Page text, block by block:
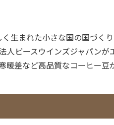
生まれた小さな国の国づく
ピースウインズジャパン
差など高品質なコーヒー豆